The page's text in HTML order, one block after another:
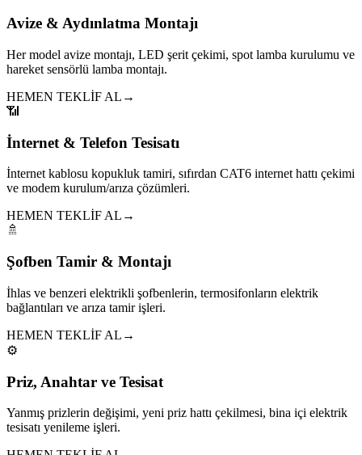
Avize & Aydınlatma Montajı
Her model avize montajı, LED şerit çekimi, spot lamba kurulumu ve
hareket sensörlü lamba montajı.
HEMEN TEKLİF AL →
📶
İnternet & Telefon Tesisatı
İnternet kablosu kopukluk tamiri, sıfırdan CAT6 internet hattı çekimi
ve modem kurulum/arıza çözümleri.
HEMEN TEKLİF AL →
🚿
Şofben Tamir & Montajı
İhlas ve benzeri elektrikli şofbenlerin, termosifonların elektrik
bağlantıları ve arıza tamir işleri.
HEMEN TEKLİF AL →
⚙️
Priz, Anahtar ve Tesisat
Yanmış prizlerin değişimi, yeni priz hattı çekilmesi, bina içi elektrik
tesisatı yenileme işleri.